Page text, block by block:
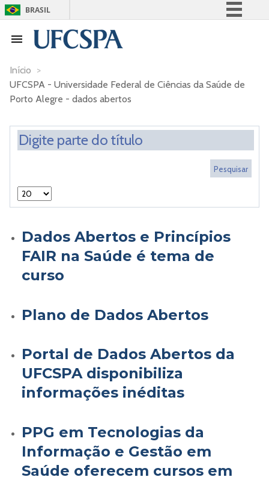
BRASIL
Acesso à informação
Canais
Início >
UFCSPA - Universidade Federal de Ciências da Saúde de
Porto Alegre - dados abertos
Dados Abertos e Princípios
FAIR na Saúde é tema de
curso
Plano de Dados Abertos
Portal de Dados Abertos da
UFCSPA disponibiliza
informações inéditas
PPG em Tecnologias da
Informação e Gestão em
Saúde oferecem cursos em